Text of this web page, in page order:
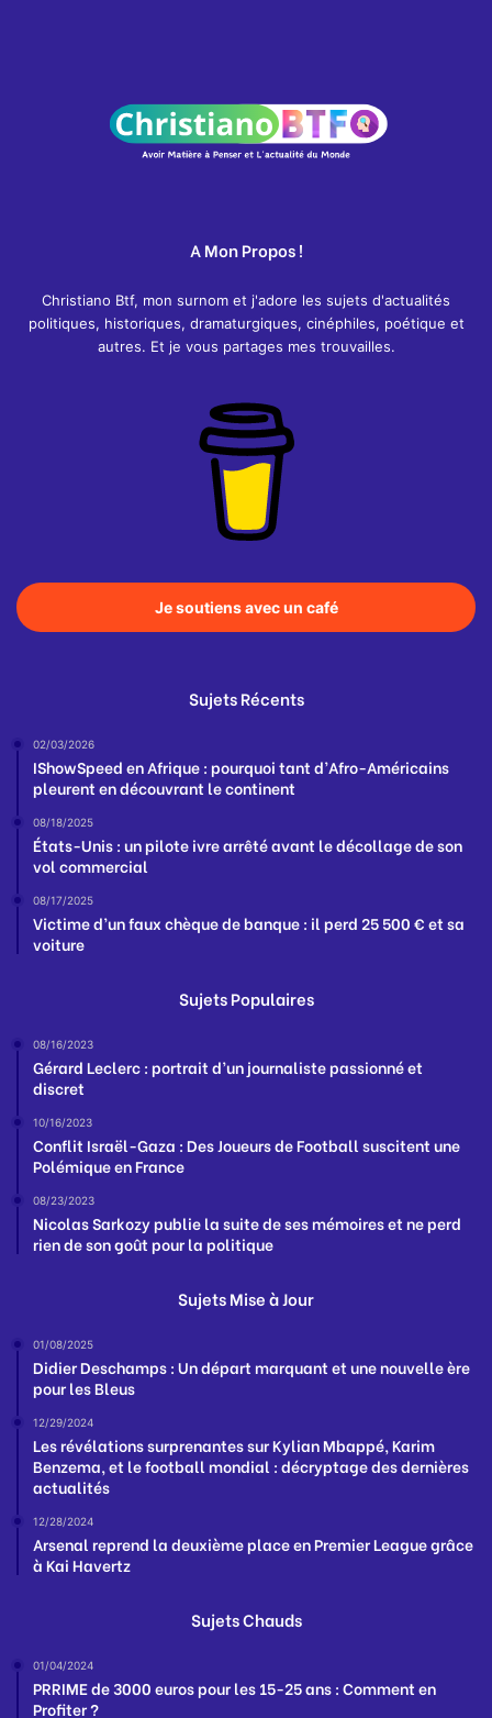
A Mon Propos !
Christiano Btf, mon surnom et j'adore les sujets d'actualités
politiques, historiques, dramaturgiques, cinéphiles, poétique et
autres. Et je vous partages mes trouvailles.
Je soutiens avec un café
Sujets Récents
02/03/2026
IShowSpeed en Afrique : pourquoi tant d’Afro-Américains
pleurent en découvrant le continent
08/18/2025
États-Unis : un pilote ivre arrêté avant le décollage de son
vol commercial
08/17/2025
Victime d’un faux chèque de banque : il perd 25 500 € et sa
voiture
Sujets Populaires
08/16/2023
Gérard Leclerc : portrait d’un journaliste passionné et
discret
10/16/2023
Conflit Israël-Gaza : Des Joueurs de Football suscitent une
Polémique en France
08/23/2023
Nicolas Sarkozy publie la suite de ses mémoires et ne perd
rien de son goût pour la politique
Sujets Mise à Jour
01/08/2025
Didier Deschamps : Un départ marquant et une nouvelle ère
pour les Bleus
12/29/2024
Les révélations surprenantes sur Kylian Mbappé, Karim
Benzema, et le football mondial : décryptage des dernières
actualités
12/28/2024
Arsenal reprend la deuxième place en Premier League grâce
à Kai Havertz
Sujets Chauds
01/04/2024
PRRIME de 3000 euros pour les 15-25 ans : Comment en
Profiter ?